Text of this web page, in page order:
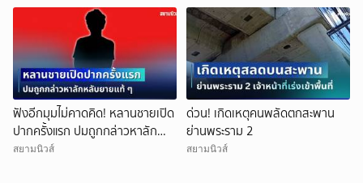
ฟังอีกมุมไม่คาดคิด! หลานชายเปิด
ปากครั้งแรก ปมถูกกล่าวหาลัก
หลับยายแท้ ๆ
สยามนิวส์
ด่วน! เกิดเหตุคนพลัดตกสะพาน
ย่านพระราม 2
สยามนิวส์